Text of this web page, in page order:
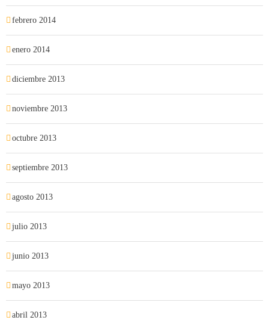
febrero 2014
enero 2014
diciembre 2013
noviembre 2013
octubre 2013
septiembre 2013
agosto 2013
julio 2013
junio 2013
mayo 2013
abril 2013